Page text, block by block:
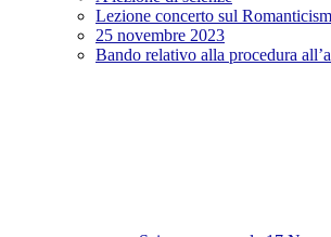
Lezione concerto sul
25 novembre 2023
Bando relativo alla procedura